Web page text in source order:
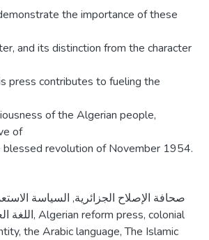
the importance of these
and its distinction from the character
press contributes to fueling the
of the Algerian people,
of
revolution of November 1954.
صحافة الإصلاح الجزائرية, السياسة
اللغة, Algerian reform press, colonial
, the Arabic language,The Islamic